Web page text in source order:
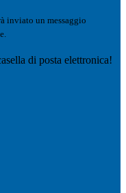
inviato un messaggio
di posta elettronica!